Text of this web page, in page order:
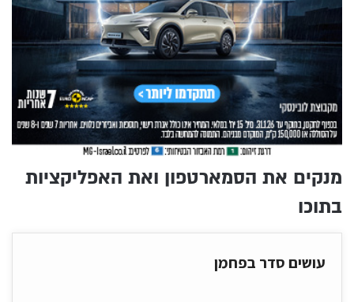
מנקים את הסמארטפון ואת האפליקציות
בתוכו
עושים סדר בפחמן